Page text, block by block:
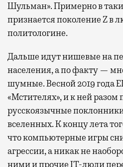
Шульман». Примерно в
признается поколение Z в
политологине.
Дальше идут нишевые на
населения, а по факту —
шумные. Весной 2019 года
«Мстителях», и к ней разом
русскоязычные
вселенных. К концу лета
что компьютерные игры
агрессии, а никак не
ними и прочие IT-люди